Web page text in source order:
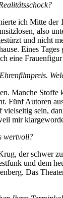
ich Mitte
also
und nicht
Eines
eine
Manche
Fünf Autoren
sein,
mir
wertvoll?
der schwer
und dem
Das